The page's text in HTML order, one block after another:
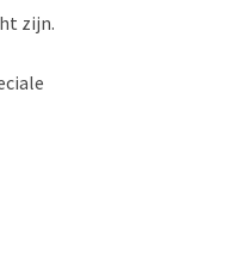
zijn.